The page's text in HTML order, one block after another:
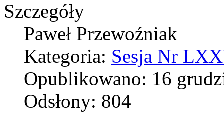
Szczegóły
Paweł Przewoźniak
Kategoria: Sesja Nr
Opublikowano: 16
Odsłony: 804